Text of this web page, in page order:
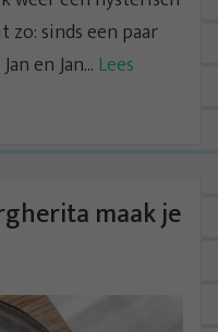
sinds een paar
en Jan... Lees
maak je